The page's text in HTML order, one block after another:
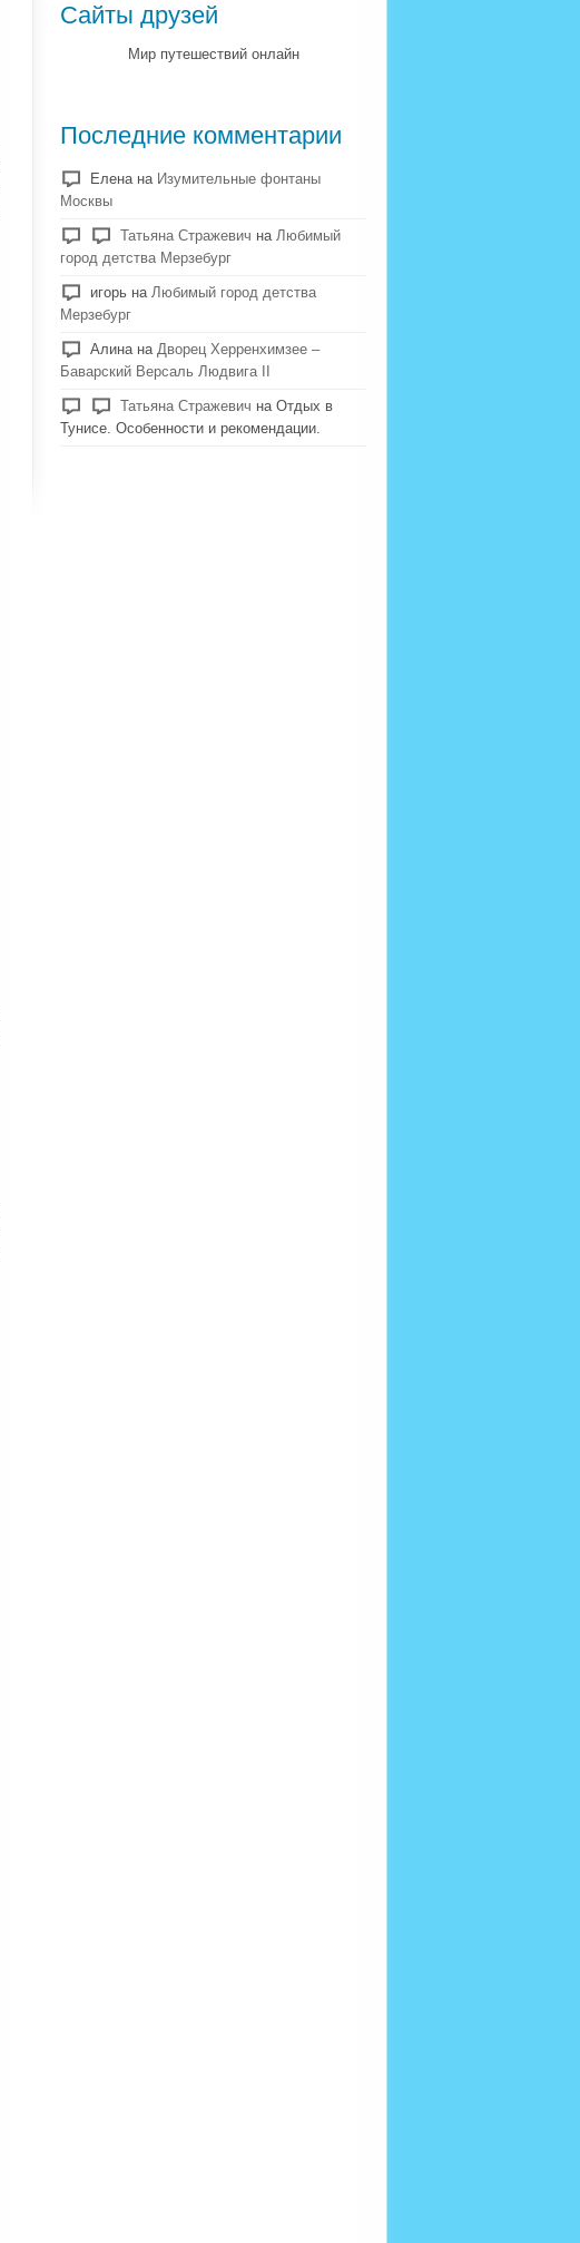
Сайты друзей
Мир путешествий онлайн
Последние комментарии
Елена на Изумительные фонтаны
Москвы
Татьяна Стражевич на Любимый
город детства Мерзебург
игорь на Любимый город детства
Мерзебург
Алина на Дворец Херренхимзее –
Баварский Версаль Людвига II
Татьяна Стражевич на Отдых в
Тунисе. Особенности и рекомендации.